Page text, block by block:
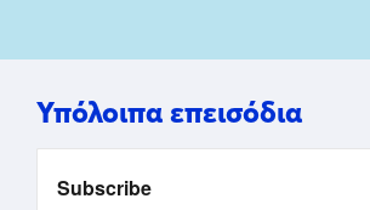
Υπόλοιπα επεισόδια